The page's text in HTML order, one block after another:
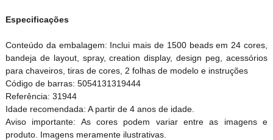
Especificações
Conteúdo da embalagem: Inclui mais de 1500 beads em 24 cores,
bandeja de layout, spray, creation display, design peg, acessórios
para chaveiros, tiras de cores, 2 folhas de modelo e instruções
Código de barras: 5054131319444
Referência: 31944
Idade recomendada: A partir de 4 anos de idade.
Aviso importante: As cores podem variar entre as imagens e
produto. Imagens meramente ilustrativas.